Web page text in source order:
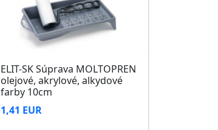
ELIT-SK Súprava MOLTOPREN
olejové, akrylové, alkydové
farby 10cm
1,41 EUR